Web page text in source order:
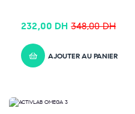
348,00DH
232,00 DH
AJOUTER AU PANIER